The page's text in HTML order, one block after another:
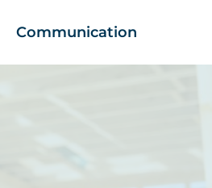
Communication